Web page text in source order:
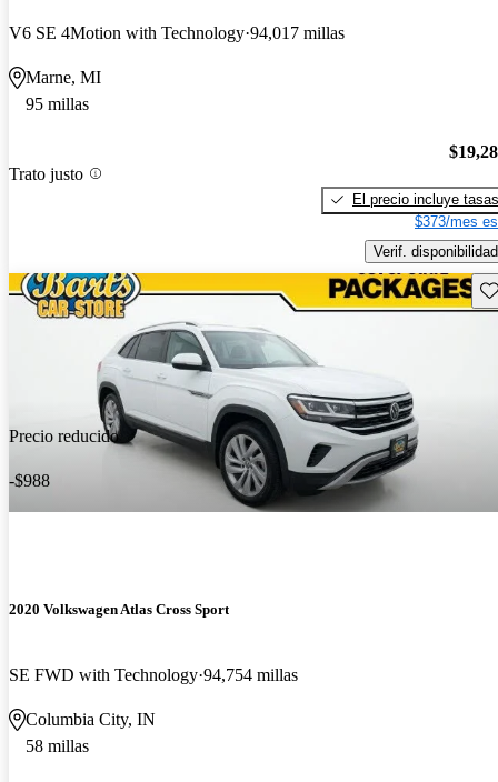
V6 SE 4Motion with Technology 94,017 millas
Marne, MI
95 millas
Trato justo
El precio incluye tasas
$373/mes
Verif. disponibilidad
Precio reducido
-$988
2020 Volkswagen Atlas Cross Sport
SE FWD with Technology 94,754 millas
Columbia City, IN
58 millas